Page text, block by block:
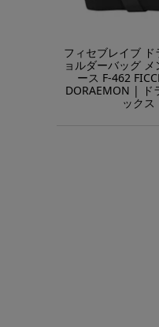
フィセブレイブ ド
ョルダーバッグ メ
ース F-462
DORAEMON | ド
ックス